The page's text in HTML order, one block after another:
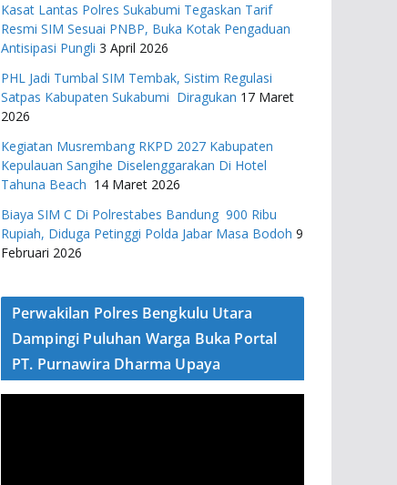
Kasat Lantas Polres Sukabumi Tegaskan Tarif
Resmi SIM Sesuai PNBP, Buka Kotak Pengaduan
Antisipasi Pungli 3 April 2026
PHL Jadi Tumbal SIM Tembak, Sistim Regulasi
Satpas Kabupaten Sukabumi Diragukan 17 Maret
2026
Kegiatan Musrembang RKPD 2027 ​Kabupaten
Kepulauan Sangihe Diselenggarakan Di Hotel
Tahuna Beach 14 Maret 2026
Biaya SIM C Di Polrestabes Bandung 900 Ribu
Rupiah, Diduga Petinggi Polda Jabar Masa Bodoh 9
Februari 2026
Perwakilan Polres Bengkulu Utara
Dampingi Puluhan Warga Buka Portal
PT. Purnawira Dharma Upaya